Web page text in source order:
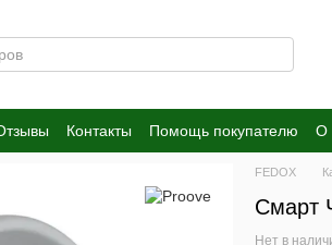
Контакты Помощь покупателю О
FEDOX
Смарт
Нет в